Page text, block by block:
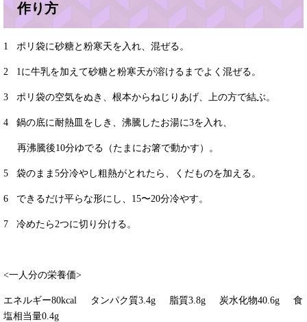
作り方
1 ポリ袋に砂糖と粉寒天を入れ、混ぜる。
2 1に牛乳を加えて砂糖と粉寒天が溶けるまでよく混ぜる。
3 ポリ袋の空気をぬき、根本からねじりあげ、上の方で結ぶ。
4 鍋の底に耐熱皿をしき、沸騰したお湯に3を入れ、
再沸騰後10分ゆでる（たまにお箸で動かす）。
5 袋のまま5分冷やし粗熱がとれたら、くだものを加える。
6 できるだけ平らな形にし、15〜20分冷やす。
7 冷めたら2つに切り分ける。
<一人分の栄養価>​
エネルギー80kcal タンパク質3.4g 脂質3.8g 炭水化物40.6g 食
塩相当量0.4g